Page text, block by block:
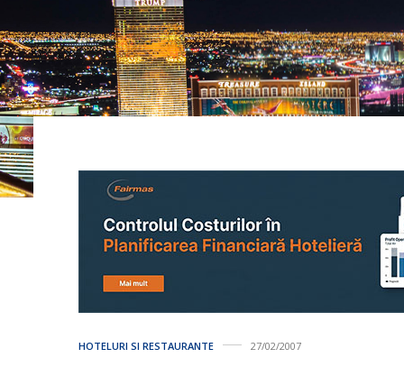
HOTELURI SI RESTAURANTE 27/02/2007